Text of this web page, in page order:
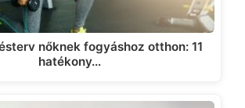
nőknek fogyáshoz otthon: 11
hatékony…